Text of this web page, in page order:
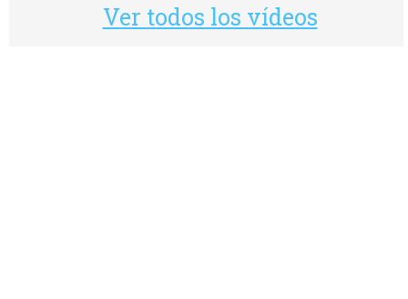
Ver todos los vídeos